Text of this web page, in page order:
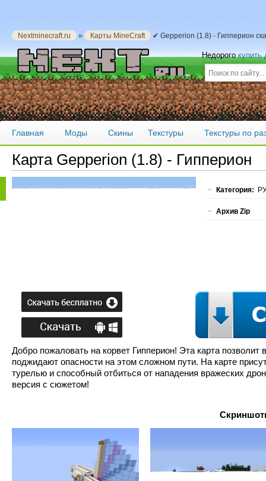
Nextminecraft.ru » Карты MineCraft ✔ Gepperion (1.8) - Гипперион
Недорогокупить
Главная Моды Скины Текстуры Текстуры по
Карта Gepperion (1.8) - Гипперион
Категория:
Архив Zip
Добро пожаловать на корвет Гипперион! Эта карта
поджидают опасности на этом сложном пути. На карте
турелью и способный отбиться от нападения вражеских
версия с сюжетом!